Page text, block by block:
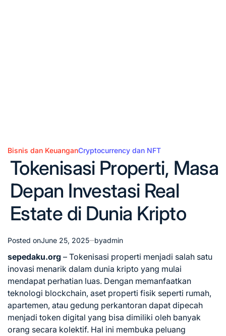
Posted
Bisnis dan KeuanganCryptocurrency dan NFT
Tokenisasi Properti, Masa
Depan Investasi Real
Estate di Dunia Kripto
Posted onJune 25, 2025 byadmin
sepedaku.org – Tokenisasi properti menjadi salah satu
inovasi menarik dalam dunia kripto yang mulai
mendapat perhatian luas. Dengan memanfaatkan
teknologi blockchain, aset properti fisik seperti rumah,
apartemen, atau gedung perkantoran dapat dipecah
menjadi token digital yang bisa dimiliki oleh banyak
orang secara kolektif. Hal ini membuka peluang